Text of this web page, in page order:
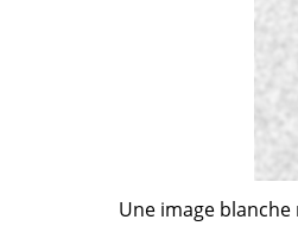
Une image blanche